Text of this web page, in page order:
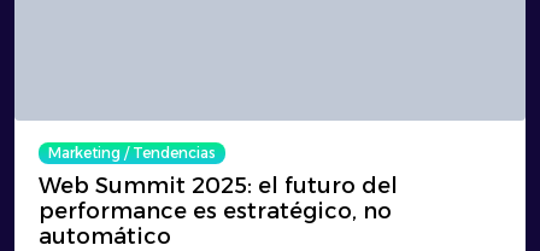
Marketing/Tendencias
Web Summit 2025: el futuro del
performance es estratégico, no
automático